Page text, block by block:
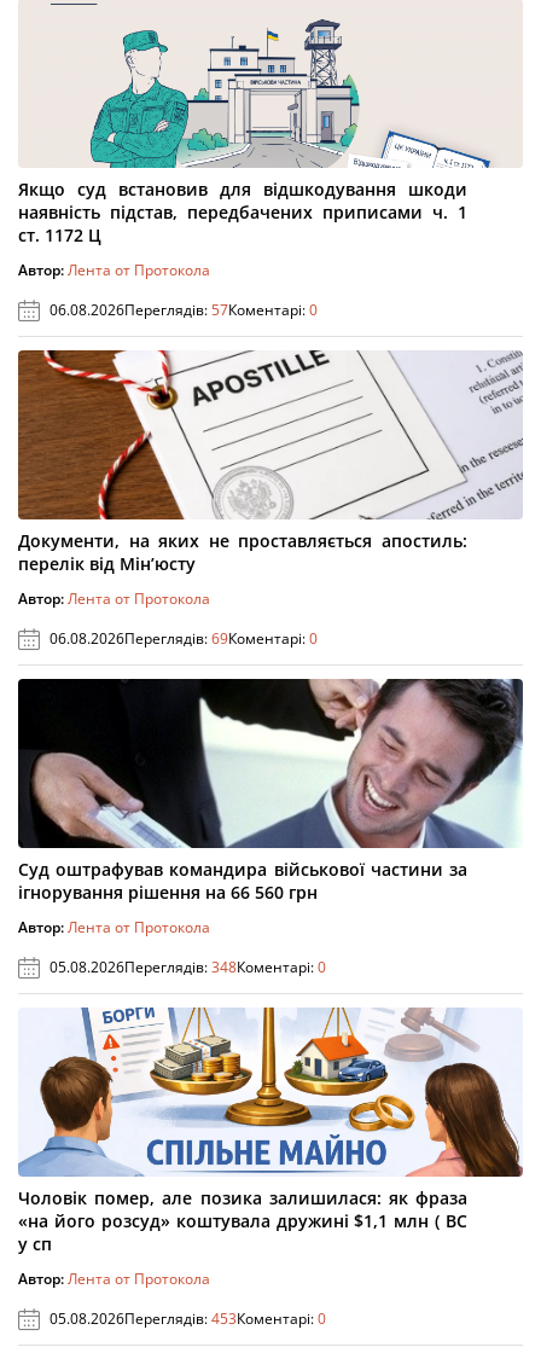
Якщо суд встановив для відшкодування шкоди
наявність підстав, передбачених приписами ч. 1
ст. 1172 Ц
Автор:Лента от Протокола
06.08.2026Переглядів:57Коментарі:0
Документи, на яких не проставляється апостиль:
перелік від Мін’юсту
Автор:Лента от Протокола
06.08.2026Переглядів:69Коментарі:0
Суд оштрафував командира військової частини за
ігнорування рішення на 66 560 грн
Автор:Лента от Протокола
05.08.2026Переглядів:348Коментарі:0
Чоловік помер, але позика залишилася: як фраза
«на його розсуд» коштувала дружині $1,1 млн ( ВС
у сп
Автор:Лента от Протокола
05.08.2026Переглядів:453Коментарі:0